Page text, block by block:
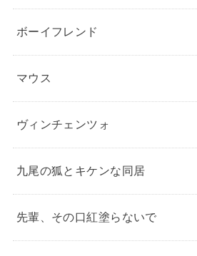
ボーイフレンド
マウス
ヴィンチェンツォ
九尾の狐とキケンな同居
先輩、その口紅塗らないで